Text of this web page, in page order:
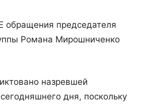
председателя
Романа Мирошниченко
назревшей
дня, поскольку